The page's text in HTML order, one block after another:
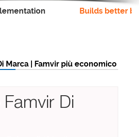
Builds better
Marca | Famvir più economico
Di